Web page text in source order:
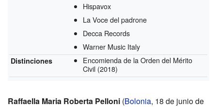
Hispavox
La Voce del padrone
Decca Records
Warner Music Italy
Distinciones
Encomienda de la Orden del Mérito
Civil (2018)
Raffaella Maria Roberta Pelloni (Bolonia, 18 de junio de